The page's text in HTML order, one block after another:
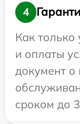
4
Как только
и оплаты
документ о
сроком до